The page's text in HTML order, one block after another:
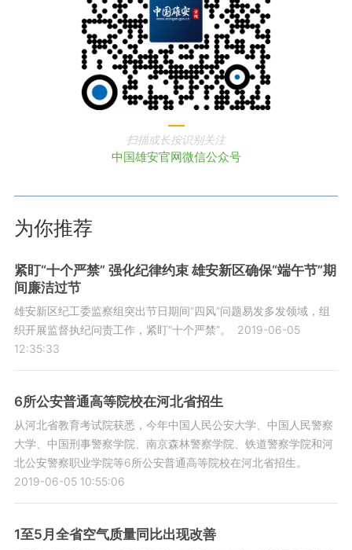
扫描或长按识别关注
中国雄安官网微信公众号
为你推荐
紧盯“十个严禁” 强化纪律约束 雄安新区确保“端午节”期
间廉洁过节
雄安新区纪工委监察组突出节日期间“四风”问题易发多发领域，组
织开展监督执纪问责工作，紧盯“十个严禁”。
2019-06-05
12:35:33
6所公安普通高等院校在河北省招生
从河北省教育考试院获悉，今年中国人民公安大学、中国人民警察
大学、中国刑事警察学院、南京森林警察学院、铁道警察学院和河
北公安警察职业学院等6所公安普通高等院校在河北省招生。
2019-06-05 10:55:06
1至5月全省空气质量同比出现改善